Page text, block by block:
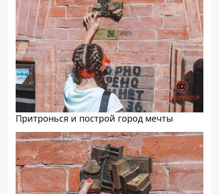
Притронься и построй город мечты